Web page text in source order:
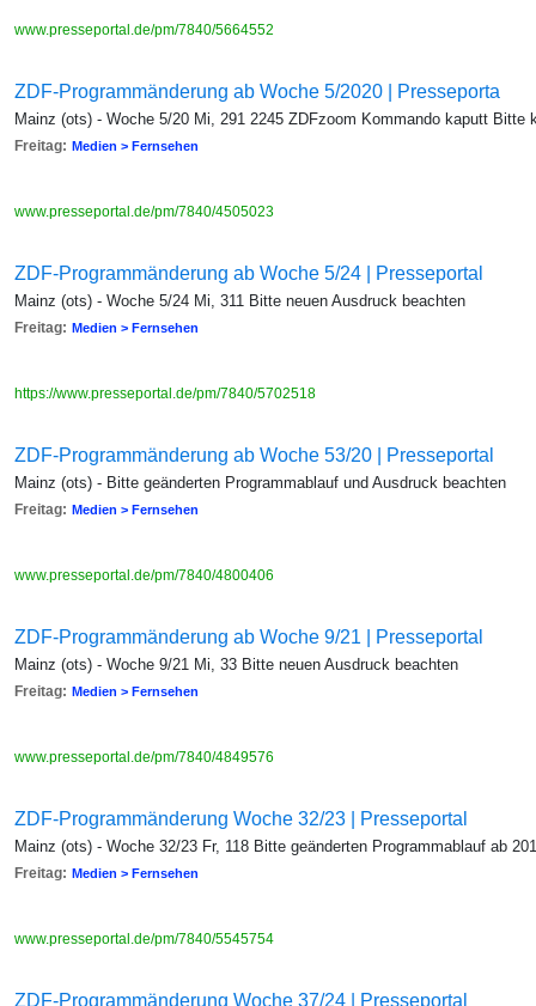
www.presseportal.de/pm/7840/5664552
ZDF-Programmänderung ab Woche 5/2020 | Presseporta
Mainz (ots) - Woche 5/20 Mi, 291 2245 ZDFzoom Kommando kaputt Bitte
Freitag: Medien > Fernsehen
www.presseportal.de/pm/7840/4505023
ZDF-Programmänderung ab Woche 5/24 | Presseportal
Mainz (ots) - Woche 5/24 Mi, 311 Bitte neuen Ausdruck beachten
Freitag: Medien > Fernsehen
https://www.presseportal.de/pm/7840/5702518
ZDF-Programmänderung ab Woche 53/20 | Presseportal
Mainz (ots) - Bitte geänderten Programmablauf und Ausdruck beachten
Freitag: Medien > Fernsehen
www.presseportal.de/pm/7840/4800406
ZDF-Programmänderung ab Woche 9/21 | Presseportal
Mainz (ots) - Woche 9/21 Mi, 33 Bitte neuen Ausdruck beachten
Freitag: Medien > Fernsehen
www.presseportal.de/pm/7840/4849576
ZDF-Programmänderung Woche 32/23 | Presseportal
Mainz (ots) - Woche 32/23 Fr, 118 Bitte geänderten Programmablauf ab
Freitag: Medien > Fernsehen
www.presseportal.de/pm/7840/5545754
ZDF-Programmänderung Woche 37/24 | Presseportal